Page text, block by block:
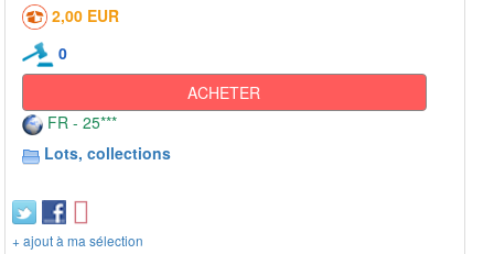
2,00 EUR
0
ACHETER
FR - 25***
Lots, collections
+ ajout à ma sélection